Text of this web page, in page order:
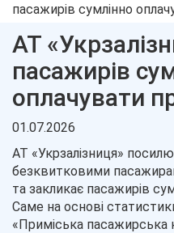
пасажирів сумлінно
АТ
пасажирів
оплачувати
01.07.2026
АТ «Укрзалізниця»
безквитковими
та закликає пасажирів
Саме на основі
«Приміська пасажирська